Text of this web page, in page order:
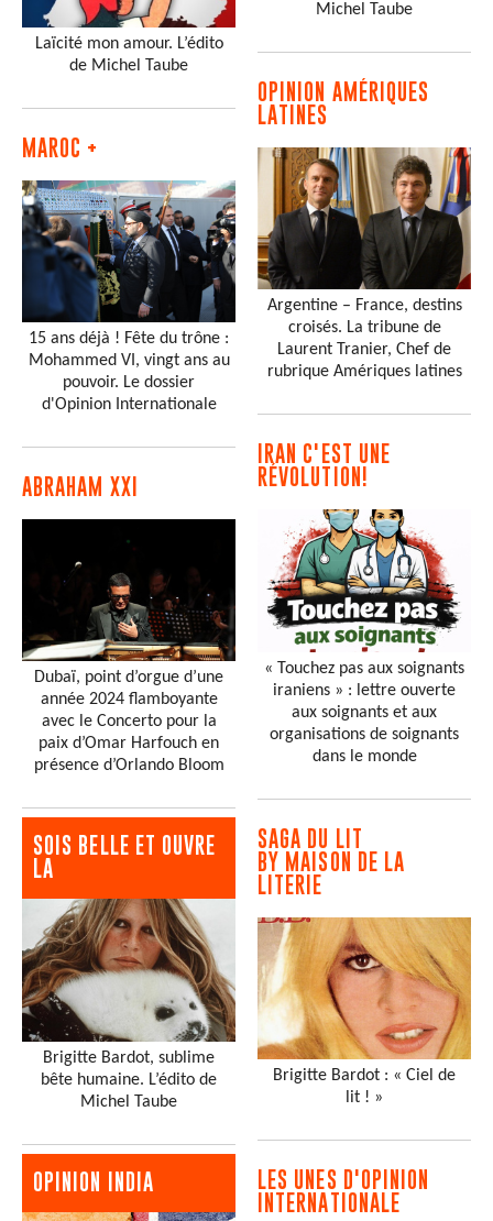
Laïcité mon amour. L’édito
de Michel Taube
MAROC +
15 ans déjà ! Fête du trône :
Mohammed VI, vingt ans au
pouvoir. Le dossier
d'Opinion Internationale
ABRAHAM XXI
Dubaï, point d’orgue d’une
année 2024 flamboyante
avec le Concerto pour la
paix d’Omar Harfouch en
présence d’Orlando Bloom
SOIS BELLE ET OUVRE
LA
Brigitte Bardot, sublime
bête humaine. L’édito de
Michel Taube
OPINION INDIA
Michel Taube
OPINION AMÉRIQUES
LATINES
Argentine – France, destins
croisés. La tribune de
Laurent Tranier, Chef de
rubrique Amériques latines
IRAN C'EST UNE
RÉVOLUTION!
« Touchez pas aux soignants
iraniens » : lettre ouverte
aux soignants et aux
organisations de soignants
dans le monde
SAGA DU LIT
BY MAISON DE LA
LITERIE
Brigitte Bardot : « Ciel de
lit ! »
LES UNES D'OPINION
INTERNATIONALE